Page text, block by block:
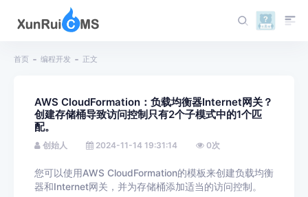
首页 编程开发 正文
AWS CloudFormation：负载均衡器Internet网关？
创建存储桶导致访问控制只有2个子模式中的1个匹
配。
创始人 2024-11-14 19:31:14 0次
您可以使用AWS CloudFormation的模板来创建负载均衡
器和Internet网关，并为存储桶添加适当的访问控制。